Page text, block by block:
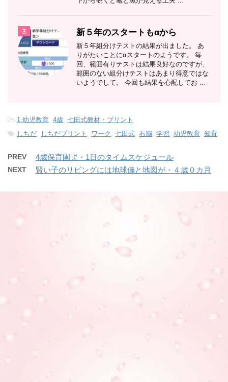
3 新５年のスタートもαから
新５年組分けテストの結果が出ました。 あ
りがたいことにαスタートのようです。 毎
回、範囲有りテストは結果良好なのですが、
範囲のない組分けテストはあまり得意ではな
いようでして。 今回も結果を心配してお ...
-1.幼児教育, 4歳, 七田式教材・プリント
-しちだ, しちだプリント , ワーク , 七田式, 右脳, 学習, 幼児教育, 知育
PREV 4歳保育園児・1日のタイムスケジュール
NEXT 賢い子のリビングには地球儀と地図が・４歳０カ月